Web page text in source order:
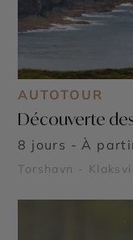
AUTOTOUR
Découverte
8 jours - À
Torshavn -